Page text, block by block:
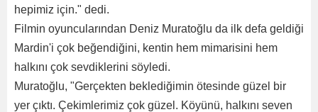
hepimiz için." dedi.
Filmin oyuncularından Deniz Muratoğlu da ilk defa geldiği
Mardin'i çok beğendiğini, kentin hem mimarisini hem
halkını çok sevdiklerini söyledi.
Muratoğlu, "Gerçekten beklediğimin ötesinde güzel bir
yer çıktı. Çekimlerimiz çok güzel. Köyünü, halkını seven